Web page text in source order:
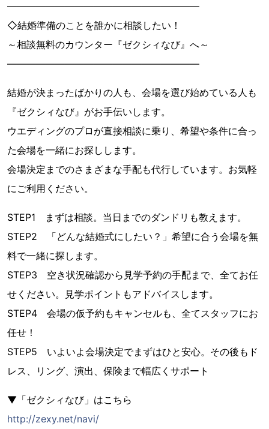
――――――――――――――――――――
◇結婚準備のことを誰かに相談したい！
～相談無料のカウンター『ゼクシィなび』へ～
――――――――――――――――――――
結婚が決まったばかりの人も、会場を選び始めている人も
『ゼクシィなび』がお手伝いします。
ウエディングのプロが直接相談に乗り、希望や条件に合っ
た会場を一緒にお探しします。
会場決定までのさまざまな手配も代行しています。お気軽
にご利用ください。
STEP1 まずは相談。当日までのダンドリも教えます。
STEP2 「どんな結婚式にしたい？」希望に合う会場を無
料で一緒に探します。
STEP3 空き状況確認から見学予約の手配まで、全てお任
せください。見学ポイントもアドバイスします。
STEP4 会場の仮予約もキャンセルも、全てスタッフにお
任せ！
STEP5 いよいよ会場決定でまずはひと安心。その後もド
レス、リング、演出、保険まで幅広くサポート
▼「ゼクシィなび」はこちら
http://zexy.net/navi/